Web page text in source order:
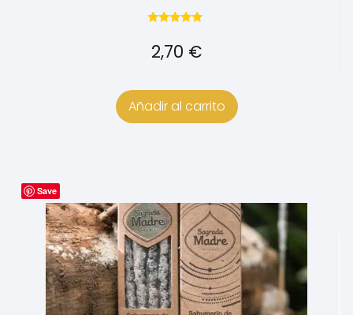
5.00
2,70 €
Añadir al carrito
Save